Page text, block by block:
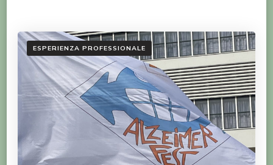
ESPERIENZA PROFESSIONALE